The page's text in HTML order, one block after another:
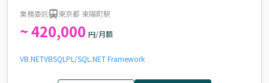
業務委託 東京都 東陽町駅
~ 420,000 円/月額
VB.NETVBSQL PL/SQL .NET Framework